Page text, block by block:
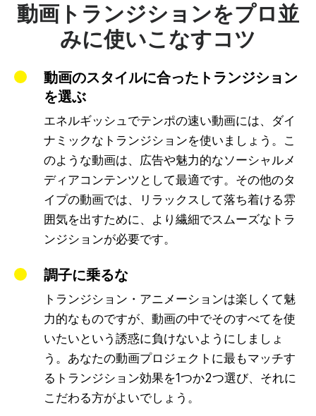
動画トランジションをプロ並
みに使いこなすコツ
動画のスタイルに合ったトランジション
を選ぶ
エネルギッシュでテンポの速い動画には、ダイ
ナミックなトランジションを使いましょう。こ
のような動画は、広告や魅力的なソーシャルメ
ディアコンテンツとして最適です。その他のタ
イプの動画では、リラックスして落ち着ける雰
囲気を出すために、より繊細でスムーズなトラ
ンジションが必要です。
調子に乗るな
トランジション・アニメーションは楽しくて魅
力的なものですが、動画の中でそのすべてを使
いたいという誘惑に負けないようにしましょ
う。あなたの動画プロジェクトに最もマッチす
るトランジション効果を1つか2つ選び、それに
こだわる方がよいでしょう。